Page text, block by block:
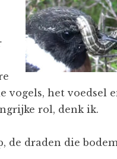
vogels, het voedsel
rol, denk ik.
de draden die